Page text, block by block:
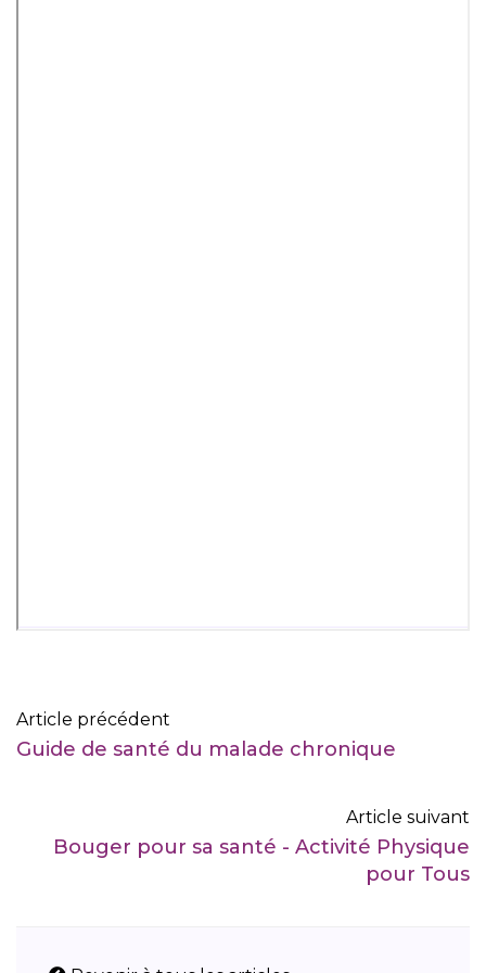
Article précédent
Guide de santé du malade chronique
Article suivant
Bouger pour sa santé - Activité Physique
pour Tous